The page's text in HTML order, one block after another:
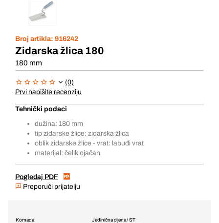
Broj artikla: 916242
Zidarska žlica 180
180 mm
(0)
Prvi napišite recenziju
Tehnički podaci
dužina: 180 mm
tip zidarske žlice: zidarska žlica
oblik zidarske žlice - vrat: labuđi vrat
materijal: čelik ojačan
Pogledaj PDF
Preporuči prijatelju
Jedinična cijena / ST
Komada